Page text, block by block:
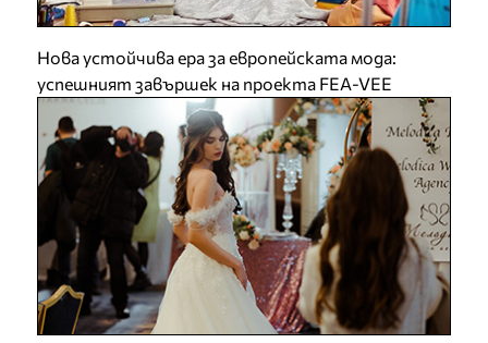
Нова устойчива ера за европейската мода:
успешният завършек на проекта FEA-VEE